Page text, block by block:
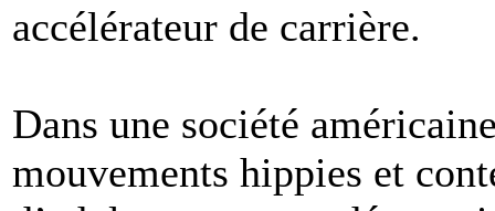
accélérateur de carrière.
Dans une société
mouvements hippies et